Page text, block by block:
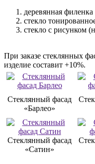
деревянная филенка
стекло
стекло с рисунком
При заказе стеклянных
изделие составит +10%.
Стеклянный фасад
«Барлео»
Стеклянный фасад
«Сатин»